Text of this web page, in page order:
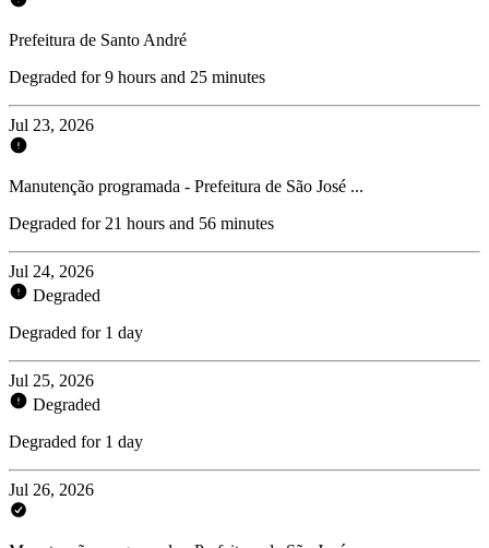
Prefeitura de Santo André
Degraded for 9 hours and 25 minutes
Jul 23, 2026
Manutenção programada - Prefeitura de São José ...
Degraded for 21 hours and 56 minutes
Jul 24, 2026
Degraded
Degraded for 1 day
Jul 25, 2026
Degraded
Degraded for 1 day
Jul 26, 2026